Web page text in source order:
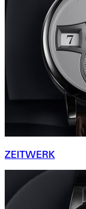
ZEITWERK